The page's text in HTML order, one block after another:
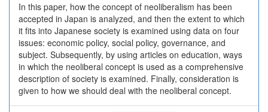
In this paper, how the concept of neoliberalism has been
accepted in Japan is analyzed, and then the extent to which
it fits into Japanese society is examined using data on four
issues: economic policy, social policy, governance, and
subject. Subsequently, by using articles on education, ways
in which the neoliberal concept is used as a comprehensive
description of society is examined. Finally, consideration is
given to how we should deal with the neoliberal concept.